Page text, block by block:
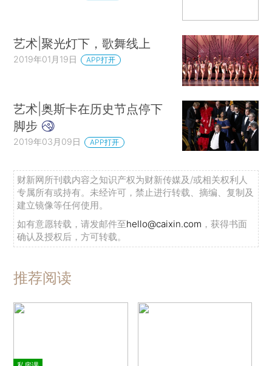
艺术|聚光灯下，歌舞线上
2019年01月19日 APP打开
艺术|奥斯卡在历史节点停下
脚步
2019年03月09日 APP打开
财新网所刊载内容之知识产权为财新传媒及/或相关权利人
专属所有或持有。未经许可，禁止进行转载、摘编、复制及
建立镜像等任何使用。
如有意愿转载，请发邮件至hello@caixin.com ，获得书面
确认及授权后，方可转载。
推荐阅读